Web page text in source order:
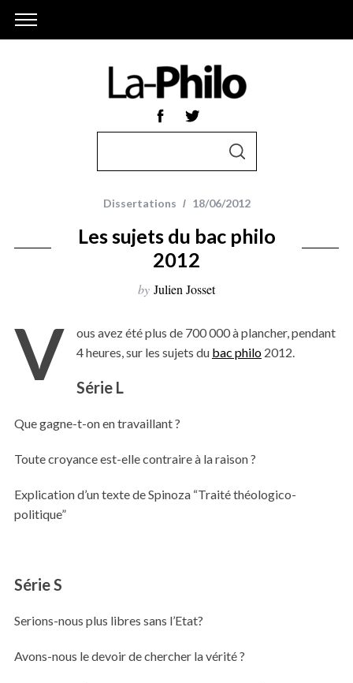
h
S
C
H
Dissertations 18/06/2012
Les sujets du bac philo
2012
by Julien Josset
V
ous avez été plus de 700 000 à plancher, pendant
4 heures, sur les sujets du bac philo2012.
Série L
Que gagne-t-on en travaillant ?
Toute croyance est-elle contraire à la raison ?
Explication d’un texte de Spinoza “Traité théologico-
politique”
Série S
Serions-nous plus libres sans l’Etat?
Avons-nous le devoir de chercher la vérité ?